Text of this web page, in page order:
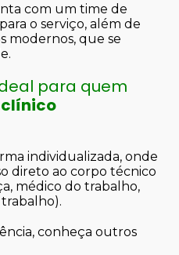
com um time de
o serviço, além de
modernos, que se
para quem
individualizada, onde
direto ao corpo técnico
médico do trabalho,
conheça outros